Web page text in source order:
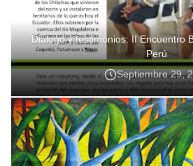
Diálogo y testimonios: II Encuentro
Perú
Septiembre 29,